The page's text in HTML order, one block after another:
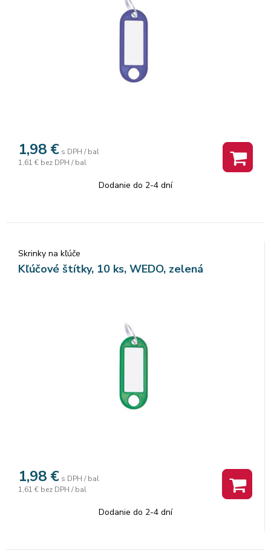
1,98 € s DPH / bal
1,61 € bez DPH / bal
Dodanie do 2-4 dní
Skrinky na kľúče
Kľúčové štítky, 10 ks, WEDO, zelená
1,98 € s DPH / bal
1,61 € bez DPH / bal
Dodanie do 2-4 dní